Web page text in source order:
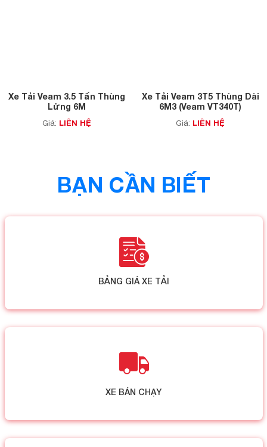
Xe Tải Veam 3.5 Tấn Thùng
Lửng 6M
Giá: LIÊN HỆ
Xe Tải Veam 3T5 Thùng Dài
6M3 (Veam VT340T)
Giá: LIÊN HỆ
BẠN CẦN BIẾT
BẢNG GIÁ XE TẢI
XE BÁN CHẠY